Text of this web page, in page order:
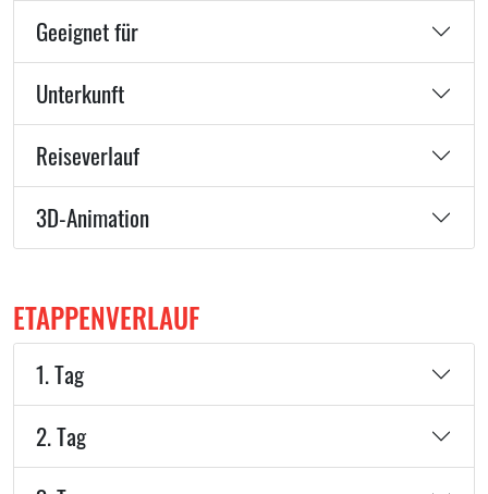
Geeignet für
Unterkunft
Reiseverlauf
3D-Animation
ETAPPENVERLAUF
1. Tag
2. Tag